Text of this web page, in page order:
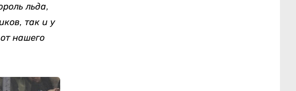
льда,
так и у
нашего